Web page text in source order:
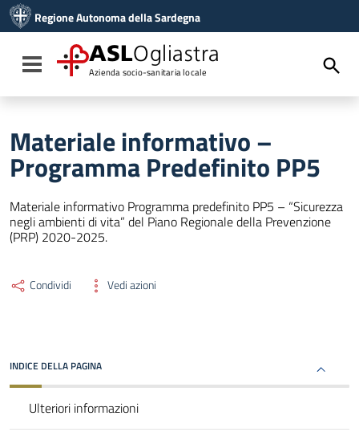
Vai al menu di navigazione
Vai al footer
Regione Autonoma della Sardegna
Toggle navigation
ASLOgliastra
Azienda socio-sanitaria locale
Materiale informativo –
Programma Predefinito PP5
Materiale informativo Programma predefinito PP5 – “Sicurezza
negli ambienti di vita” del Piano Regionale della Prevenzione
(PRP) 2020-2025.
Condividi Vedi azioni
INDICE DELLA PAGINA
Ulteriori informazioni